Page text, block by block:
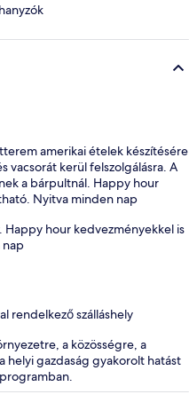
amerikai ételek készítésére
vacsorát kerül felszolgálásra. A
a bárpultnál. Happy hour
Nyitva minden nap
hour kedvezményekkel is
nap
rendelkező szálláshely
a közösségre, a
helyi gazdaság gyakorolt hatást